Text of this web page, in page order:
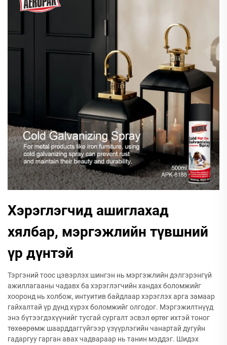
Хэрэглэгчид ашиглахад
хялбар, мэргэжлийн түвшний
үр дүнтэй
Тэргэний тоос цэвэрлэх шингэн нь мэргэжлийн дэлгэрэнгүй
ажиллагааны чадавх ба хэрэглэгчийн хандах боломжийг
хооронд нь холбож, интуитив байдлаар хэрэглэх арга замаар
гайхалтай үр дүнд хүрэх боломжийг олгодог. Мэргэжилтнүүд
энэ бүтээгдэхүүнийг тусгай сургалт эсвэл өртөг ихтэй тоног
төхөөрөмж шаарддаггүйгээр үзүүрлэгийн чанартай дугуйн
гадаргуу гарган авах чадвараар нь танин мэддэг. Шидэх